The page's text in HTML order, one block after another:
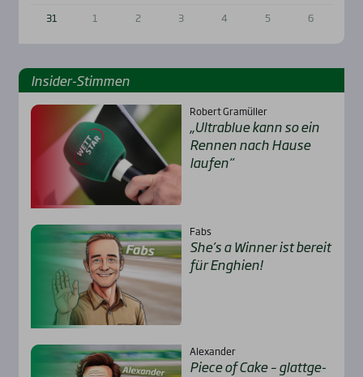
31
1 2 3 4 5 6
Insi­der-Stim­men
Robert Gramüller
„Ultra­b­lue kann so ein
Ren­nen nach Hau­se
lau­fen“
Fabs
She’s a Win­ner ist bereit
für Eng­hien!
Alexander
Pie­ce of Cake – glatt­ge­